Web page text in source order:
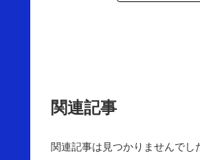
関連記事
関連記事は見つかりませんでし